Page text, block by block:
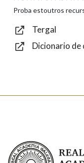
Texto de
Proba estoutros
Tergal
Dicionario de
Real Academia Galega